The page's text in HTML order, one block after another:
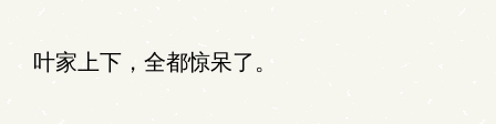
叶家上下，全都惊呆了。